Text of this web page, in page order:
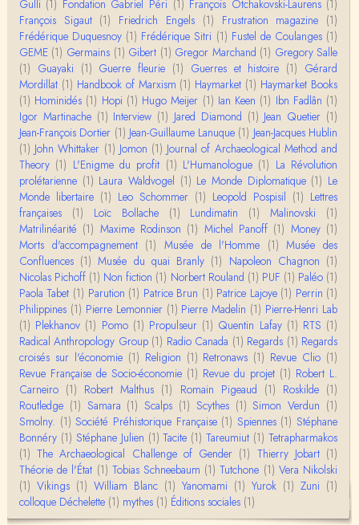
Damian
Merci de ta réponse ! Pour les pénis, c'est de cell
es qu'on écarte, car dans une société pat…
Yves Le Dantec
Affligeant, ce documentaire. Ca me fait me deman
der : est-ce que tenter de revoir l'histoire des…
Boudjemaa Sedira
Merci pour cet article méthodique. En effet, les "b
âtons-à-fouir" qu'on a pu trouver a…
Momo
BonjourCette question de la remise en cause de l'i
mage classique de sociétés vivant essentiellem…
Anonymous
Merci pour votre conférence au collège de France
sur les femmes préhistoriques et la chasse, très c
l…
Anonymous
Bonjour,Merci pour l'article.Vous dîtes : "Pourquoi,
en tant qu’êtres humains, devrions-nou…
Christophe Darmangeat
Envoyez moi un mail : cdarmangeat@gmail.com
anne hebrard
Bonjour, peut-on trouver maintenant le manuscrit d'Al
ain Testart de 2009, souvent cité ?
Gulli (1) Fondation Gabriel Péri (1) François Otchakovski-Laurens (1)
François Sigaut (1) Friedrich Engels (1) Frustration magazine (1)
Frédérique Duquesnoy (1) Frédérique Sitri (1) Fustel de Coulanges (1)
GEME (1) Germains (1) Gibert (1) Gregor Marchand (1) Gregory Salle
(1) Guayaki (1) Guerre fleurie (1) Guerres et histoire (1) Gérard
Mordillat (1) Handbook of Marxism (1) Haymarket (1) Haymarket Books
(1) Hominidés (1) Hopi (1) Hugo Meijer (1) Ian Keen (1) Ibn Fadlân (1)
Igor Martinache (1) Interview (1) Jared Diamond (1) Jean Quetier (1)
Jean-François Dortier (1) Jean-Guillaume Lanuque (1) Jean-Jacques Hublin
(1) John Whittaker (1) Jomon (1) Journal of Archaeological Method and
Theory (1) L'Enigme du profit (1) L'Humanologue (1) La Révolution
prolétarienne (1) Laura Waldvogel (1) Le Monde Diplomatique (1) Le
Monde libertaire (1) Leo Schommer (1) Leopold Pospisil (1) Lettres
françaises
(1) Loïc Bollache (1) Lundimatin (1) Malinovski
(1)
Matrilinéarité (1) Maxime Rodinson (1) Michel Panoff (1) Money (1)
Morts d'accompagnement (1) Musée de l'Homme (1) Musée des
Confluences (1) Musée du quai Branly (1) Napoleon Chagnon (1)
Nicolas Pichoff (1) Non fiction (1) Norbert Rouland (1) PUF (1) Paléo (1)
Paola Tabet (1) Parution (1) Patrice Brun (1) Patrice Lajoye (1) Perrin (1)
Philippines (1) Pierre Lemonnier (1) Pierre Madelin (1) Pierre-Henri Lab
(1) Plekhanov (1) Pomo (1) Propulseur (1) Quentin Lafay (1) RTS (1)
Radical Anthropology Group (1) Radio Canada (1) Regards (1) Regards
croisés sur l'économie (1) Religion (1) Retronaws (1) Revue Clio (1)
Revue Française de Socio-économie (1) Revue du projet (1) Robert L.
Carneiro (1) Robert Malthus (1) Romain Pigeaud (1) Roskilde (1)
Routledge (1) Samara (1) Scalps (1) Scythes (1) Simon Verdun (1)
Smolny. (1) Société Préhistorique Française (1) Spiennes (1) Stéphane
Bonnéry (1) Stéphane Julien (1) Tacite (1) Tareumiut (1) Tetrapharmakos
(1) The Archaeological Challenge of Gender (1) Thierry Jobart (1)
Théorie de l'État (1) Tobias Schneebaum (1) Tutchone (1) Vera Nikolski
(1) Vikings (1) William Blanc (1) Yanomami (1) Yurok (1) Zuni (1)
colloque Déchelette (1) mythes (1) Éditions sociales (1)